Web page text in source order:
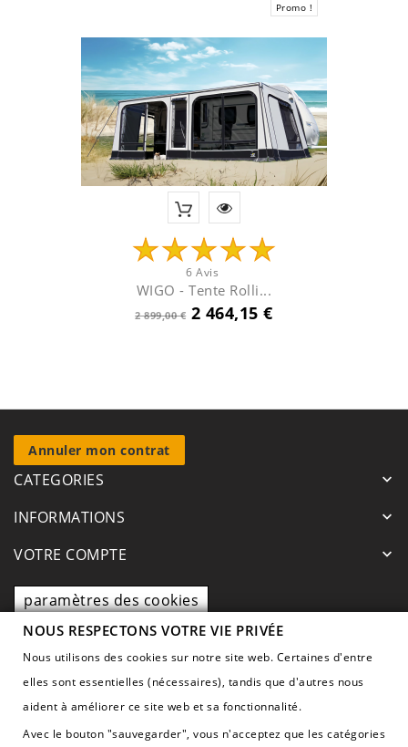
Promo !
6 Avis
WIGO - Tente Rolli...
Prix
2 899,00 € Prix
2 464,15 €
Annuler mon contrat
CATEGORIES keyboard_arrow_down
INFORMATIONS keyboard_arrow_down
VOTRE COMPTE keyboard_arrow_down
paramètres des cookies
CONTACTEZ NOUS
NOUS RESPECTONS VOTRE VIE PRIVÉE
Nous utilisons des cookies sur notre site web. Certaines d'entre
elles sont essentielles (nécessaires), tandis que d'autres nous
aident à améliorer ce site web et sa fonctionnalité.
Avec le bouton "sauvegarder", vous n'acceptez que les catégories